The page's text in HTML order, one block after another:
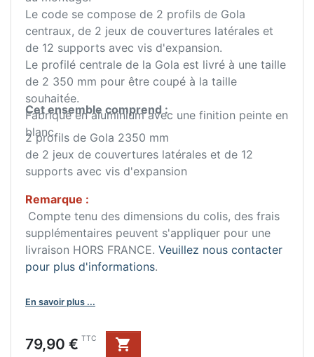
Le code se compose de 2 profils de Gola
centraux, de 2 jeux de couvertures latérales et
de 12 supports avec vis d'expansion.
Le profilé centrale de la Gola est livré à une taille
de 2 350 mm pour être coupé à la taille
souhaitée.
Fabriqué en aluminium avec une finition peinte en
blanc.
Cet ensemble comprend :
2 profils de Gola 2350 mm
de 2 jeux de couvertures latérales et de 12
supports avec vis d'expansion
Remarque :
Compte tenu des dimensions du colis, des frais
supplémentaires peuvent s'appliquer pour une
livraison HORS FRANCE. Veuillez nous contacter
pour plus d'informations.
En savoir plus ...
Prix
79,90 € TTC
